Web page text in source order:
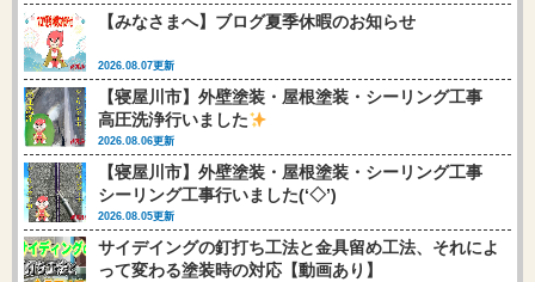
【みなさまへ】ブログ夏季休暇のお知らせ
2026.08.07更新
【寝屋川市】外壁塗装・屋根塗装・シーリング工事
高圧洗浄行いました
2026.08.06更新
【寝屋川市】外壁塗装・屋根塗装・シーリング工事
シーリング工事行いました(‘◇’)ゞ
2026.08.05更新
サイデイングの釘打ち工法と金具留め工法、それによ
って変わる塗装時の対応【動画あり】